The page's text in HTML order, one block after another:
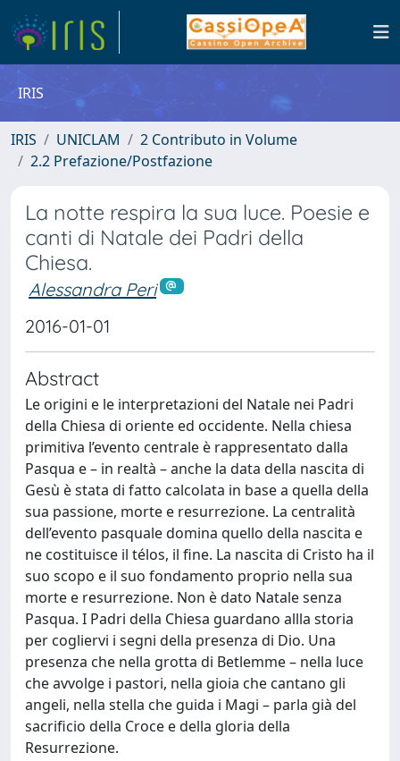
IRIS
IRIS UNICLAM
2 Contributo in Volume
2.2 Prefazione/Postfazione
La notte respira la sua luce. Poesie e
canti di Natale dei Padri della
Chiesa.
Alessandra Peri
2016-01-01
Abstract
Le origini e le interpretazioni del Natale nei Padri
della Chiesa di oriente ed occidente. Nella chiesa
primitiva l’evento centrale è rappresentato dalla
Pasqua e – in realtà – anche la data della nascita di
Gesù è stata di fatto calcolata in base a quella della
sua passione, morte e resurrezione. La centralità
dell’evento pasquale domina quello della nascita e
ne costituisce il télos, il fine. La nascita di Cristo ha il
suo scopo e il suo fondamento proprio nella sua
morte e resurrezione. Non è dato Natale senza
Pasqua. I Padri della Chiesa guardano allla storia
per cogliervi i segni della presenza di Dio. Una
presenza che nella grotta di Betlemme – nella luce
che avvolge i pastori, nella gioia che cantano gli
angeli, nella stella che guida i Magi – parla già del
sacrificio della Croce e della gloria della
Resurrezione.